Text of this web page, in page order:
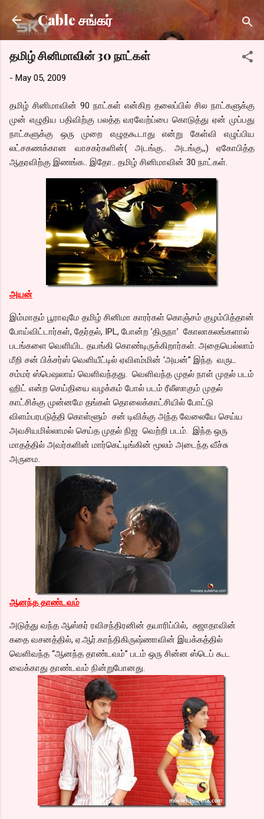
Skip to main content
Cable சங்கர்
தமிழ் சினிமாவின் 30 நாட்கள்
- May 05, 2009
தமிழ் சினிமாவின் 90 நாட்கள் என்கிற தலைப்பில் சில நாட்களுக்கு
முன் எழுதிய பதிவிற்கு பலத்த வரவேற்ப்பை கொடுத்து ஏன் முப்பது
நாட்களுக்கு ஒரு முறை எழுதகூடாது என்று கேள்வி எழுப்பிய
லட்சகணக்கான வாசகர்களின்( அடங்கு.. அடங்கு,,) ஏகோபித்த
ஆதரவிற்கு இணங்க.. இதோ.. தமிழ் சினிமாவின் 30 நாட்கள்.
அயன்
இம்மாதம் பூராவுமே தமிழ் சினிமா காரர்கள் கொஞ்சம் குழம்பித்தான்
போய்விட்டார்கள், தேர்தல், IPL, போன்ற ’திருநா’ கோலாகலங்களால்
படங்களை வெளியிட தயங்கி கொண்டிருக்கிறார்கள். அதையெல்லாம்
மீறி சன் பிக்சர்ஸ் வெளியீட்டில் ஏவிஎம்மின் ‘அயன்” இந்த வருட
சம்மர் ஸ்பெஷலாய் வெளிவந்தது. வெளிவந்த முதல் நாள் முதல் படம்
ஹிட் என்ற செய்தியை வழக்கம் போல் படம் ரீலீஸாகும் முதல்
காட்சிக்கு முன்னமே தங்கள் தொலைக்காட்சியில் போட்டு
விளம்பரபடுத்தி கொள்ளூம் சன் டிவிக்கு அந்த வேலையே செய்ய
அவசியமில்லாமல் செய்த முதல் நிஜ வெற்றி படம். இந்த ஒரு
மாதத்தில் அவர்களின் மார்கெட்டிங்கின் மூலம் அடைந்த வீச்சு
அருமை.
ஆனந்த தாண்டவம்
அடுத்து வந்த ஆஸ்கர் ரவிசந்திரனின் தயாரிப்பில், சுஜாதாவின்
கதை வசனத்தில், ஏ.ஆர்.காந்திகிருஷ்ணாவின் இயக்கத்தில்
வெளிவந்த “ஆனந்த தாண்டவம்” படம் ஒரு சின்ன ஸ்டெப் கூட
வைக்காது தாண்டவம் நின்றுபோனது.